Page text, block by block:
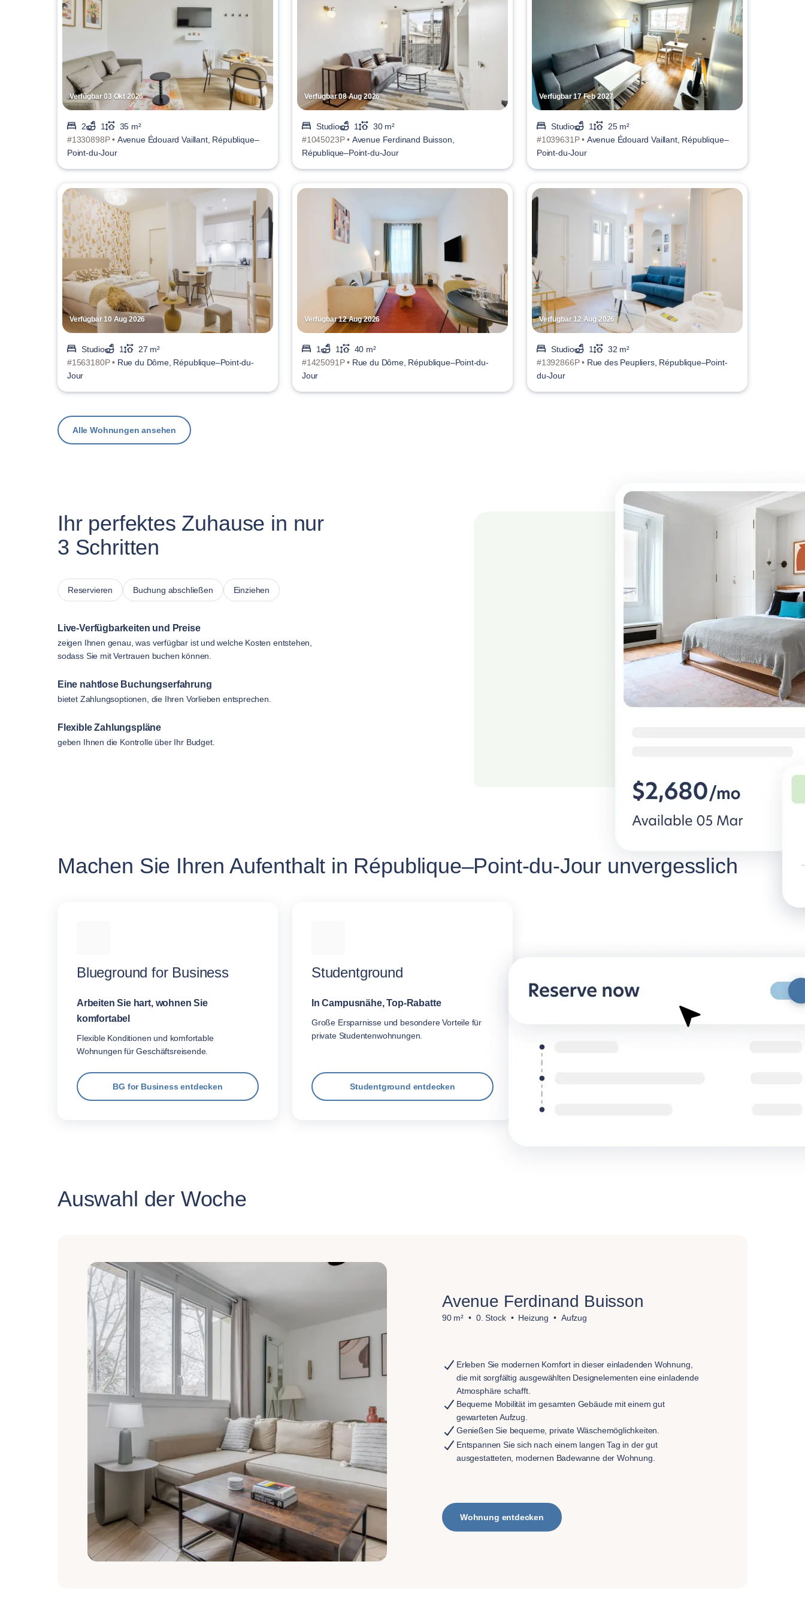
Verfügbar 03 Okt 2026
2 1
35 m²
#1330898P • Avenue Édouard Vaillant, République–
Point-du-Jour
Verfügbar 08 Aug 2026
Studio 1
30 m²
#1045023P • Avenue Ferdinand Buisson,
République–Point-du-Jour
Verfügbar 17 Feb 2027
Studio 1
25 m²
#1039631P • Avenue Édouard Vaillant, République–
Point-du-Jour
Verfügbar 10 Aug 2026
Studio 1
27 m²
#1563180P • Rue du Dôme, République–Point-du-
Jour
Verfügbar 12 Aug 2026
1 1
40 m²
#1425091P • Rue du Dôme, République–Point-du-
Jour
Verfügbar 12 Aug 2026
Studio 1
32 m²
#1392866P • Rue des Peupliers, République–Point-
du-Jour
Alle Wohnungen ansehen
Ihr perfektes Zuhause in nur
3 Schritten
Reservieren Buchung abschließen Einziehen
Live-Verfügbarkeiten und Preise
zeigen Ihnen genau, was verfügbar ist und welche Kosten entstehen,
sodass Sie mit Vertrauen buchen können.
Eine nahtlose Buchungserfahrung
bietet Zahlungsoptionen, die Ihren Vorlieben entsprechen.
Flexible Zahlungspläne
geben Ihnen die Kontrolle über Ihr Budget.
Machen Sie Ihren Aufenthalt in République–Point-du-Jour unvergesslich
Blueground for Business
Arbeiten Sie hart, wohnen Sie
komfortabel
Flexible Konditionen und komfortable
Wohnungen für Geschäftsreisende.
BG for Business entdecken
Studentground
In Campusnähe, Top-Rabatte
Große Ersparnisse und besondere Vorteile für
private Studentenwohnungen.
Studentground entdecken
Auswahl der Woche
Avenue Ferdinand Buisson
90 m² 0. Stock Heizung Aufzug
Erleben Sie modernen Komfort in dieser einladenden Wohnung,
die mit sorgfältig ausgewählten Designelementen eine einladende
Atmosphäre schafft.
Bequeme Mobilität im gesamten Gebäude mit einem gut
gewarteten Aufzug.
Genießen Sie bequeme, private Wäschemöglichkeiten.
Entspannen Sie sich nach einem langen Tag in der gut
ausgestatteten, modernen Badewanne der Wohnung.
Wohnung entdecken